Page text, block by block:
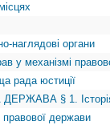
наглядові органи
у механізмі
рада юстиції
§ 1. Історія
правової держави